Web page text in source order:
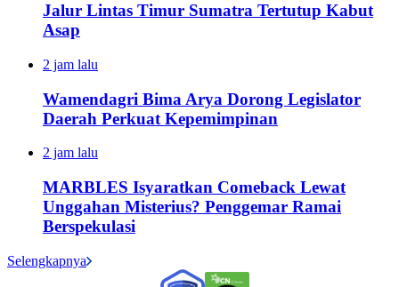
Jalur Lintas Timur Sumatra Tertutup Kabut
Asap
2 jam lalu
Wamendagri Bima Arya Dorong Legislator
Daerah Perkuat Kepemimpinan
2 jam lalu
MARBLES Isyaratkan Comeback Lewat
Unggahan Misterius? Penggemar Ramai
Berspekulasi
Selengkapnya